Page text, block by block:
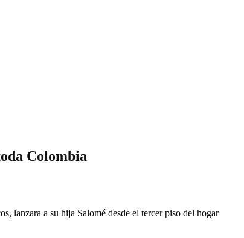
Colombia
lanzara a su hija Salomé desde el tercer piso del hogar